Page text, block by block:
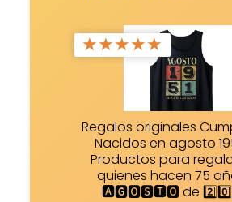
★★★★★
Regalos originales
Nacidos en agosto
Productos para
quienes hacen 75
🅰🅶🅾🆂🆃🅾 de